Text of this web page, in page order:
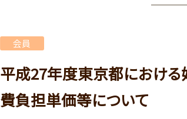
平成27年度東京都におけ
費負担単価等について
会員